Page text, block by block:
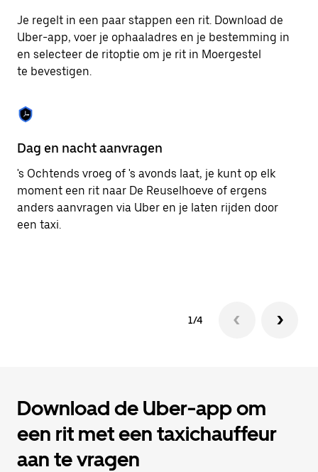
agenda
sluiten.
Je regelt in een paar stappen een rit. Download de
Uber-app, voer je ophaaladres en je bestemming in
en selecteer de ritoptie om je rit in Moergestel
te bevestigen.
Dag en nacht aanvragen
's Ochtends vroeg of 's avonds laat, je kunt op elk
moment een rit naar De Reuselhoeve of ergens
anders aanvragen via Uber en je laten rijden door
een taxi.
1/4
Download de Uber-app om
een rit met een taxichauffeur
aan te vragen